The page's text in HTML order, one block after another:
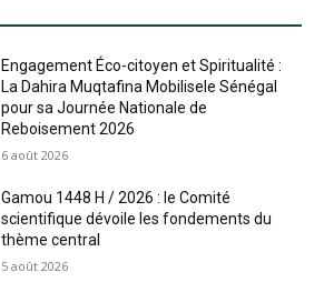
Engagement Éco-citoyen et Spiritualité :
La Dahira Muqtafina Mobilisele Sénégal
pour sa Journée Nationale de
Reboisement 2026
6 août 2026
Gamou 1448 H / 2026 : le Comité
scientifique dévoile les fondements du
thème central
5 août 2026